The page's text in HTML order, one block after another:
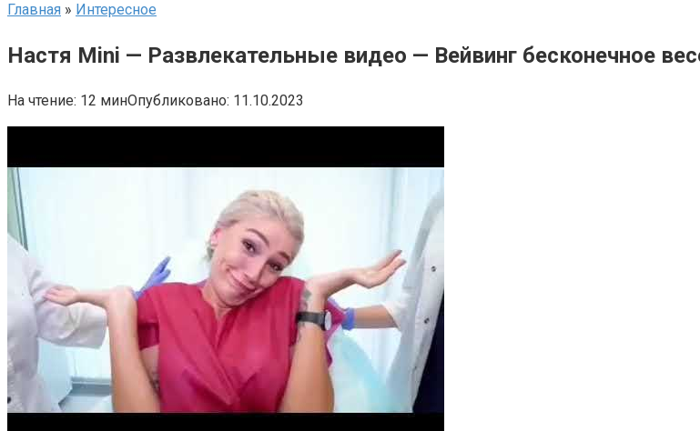
Главная » Интересное
Настя Mini — Развлекательные видео — Вейвинг бесконечное
На чтение: 12 минОпубликовано: 11.10.2023